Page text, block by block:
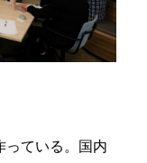
っている。国内